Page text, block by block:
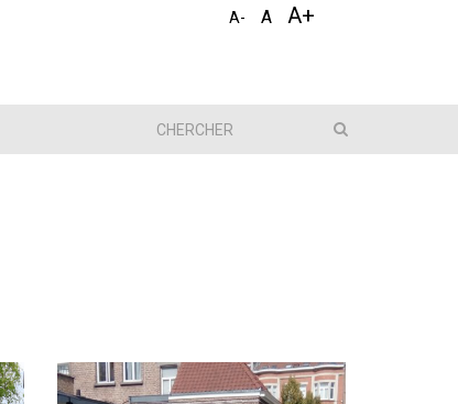
A- A A+